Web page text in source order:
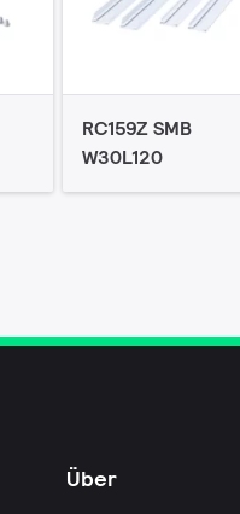
RC159Z SMB
W30L120
Über